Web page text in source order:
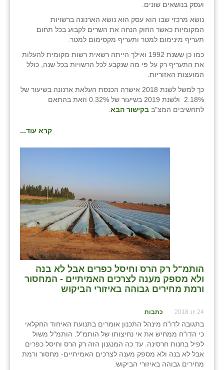
ועסק בנושאים שונים.
נושא מרכזי שבו הוא עסק הוא נושא הארנונה ברשויות
המקומיות כאשר החוק הנחה את השרים לקבוע בכל תחום
תעריף מינימום למטר ותעריף מקסימום למטר.
כמו כן ששנת 1992 ואילך הייתה רשאית רשות מקומית להעלות
את התעריף רק על פי מה שנקבע לכל הרשויות בכל שנה, כולל
המועצות האזוריות.
כך למשל לשנת 2018 אישרה הכנסת העלאת ארנונה בשיעור של
2.18% ולשנת 2019 בשיעור של 0.32% וזאת בהתאם
לתחשיבים המצ"ב בקישור הבא
קרא עוד...
הותמ"ל רק הרס וחיסל כפרים אבל לא בנה
ולא מספק מענה לצרכים האמיתיים - המחסור
ורמת מחירים גבוהה באיזורי הביקוש
24 יונ 2018 כתבות
בתגובה לדו"ח מינהל התכנון אומרים בתנועת האיחוד החקלאי
כי הדו"ח ממחיש את אי נחיצותו של הותמ"ל. הותמ"ל משול
לפיל בחנות חרסינה. עד כה המנגנון הזה רק הרס וחיסל כפרים
אבל לא בנה ולא מספק מענה לצרכים האמיתיים- מחסור ורמת
מחירים גבוהה באיזורי הביקוש.